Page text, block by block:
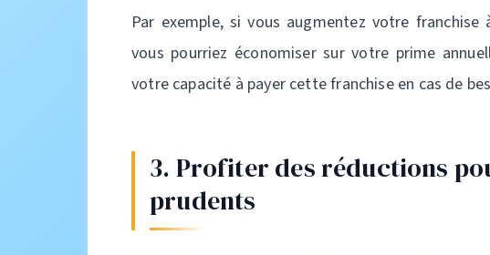
Par exemple, si vous augmentez votre
vous pourriez économiser sur votre prime
votre capacité à payer cette franchise en cas de
3. Profiter des réductions
prudents